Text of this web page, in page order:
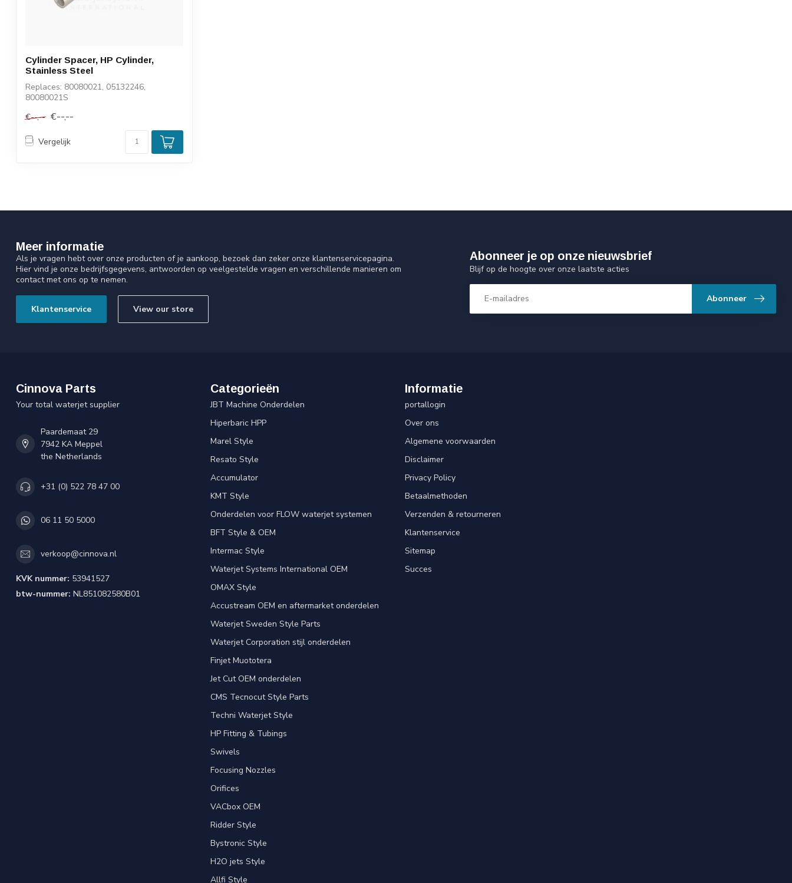
Cylinder Spacer, HP Cylinder,
Stainless Steel
Replaces: 80080021, 05132246,
80080021S
€--,-- €--,--
Vergelijk
Meer informatie
Als je vragen hebt over onze producten of je aankoop, bezoek dan zeker onze klantenservicepagina.
Hier vind je onze bedrijfsgegevens, antwoorden op veelgestelde vragen en verschillende manieren om
contact met ons op te nemen.
Klantenservice View our store
Abonneer je op onze nieuwsbrief
Blijf op de hoogte over onze laatste acties
Abonneer
Cinnova Parts
Your total waterjet supplier
Paardemaat 29
7942 KA Meppel
the Netherlands
+31 (0) 522 78 47 00
06 11 50 5000
verkoop@cinnova.nl
KVK nummer: 53941527
btw-nummer: NL851082580B01
Categorieën
JBT Machine Onderdelen
Hiperbaric HPP
Marel Style
Resato Style
Accumulator
KMT Style
Onderdelen voor FLOW waterjet systemen
BFT Style & OEM
Intermac Style
Waterjet Systems International OEM
OMAX Style
Accustream OEM en aftermarket onderdelen
Waterjet Sweden Style Parts
Waterjet Corporation stijl onderdelen
Finjet Muototera
Jet Cut OEM onderdelen
CMS Tecnocut Style Parts
Techni Waterjet Style
HP Fitting & Tubings
Swivels
Focusing Nozzles
Orifices
VACbox OEM
Ridder Style
Bystronic Style
H2O jets Style
Allfi Style
Informatie
portallogin
Over ons
Algemene voorwaarden
Disclaimer
Privacy Policy
Betaalmethoden
Verzenden & retourneren
Klantenservice
Sitemap
Succes